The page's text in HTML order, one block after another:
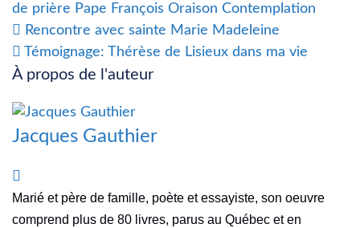
de prière Pape François Oraison Contemplation
Rencontre avec sainte Marie Madeleine
Témoignage: Thérèse de Lisieux dans ma vie
À propos de l'auteur
Jacques Gauthier
Marié et père de famille, poète et essayiste, son oeuvre
comprend plus de 80 livres, parus au Québec et en